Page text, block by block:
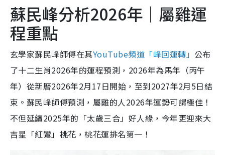
蘇民峰分析2026年｜屬雞運
程重點
玄學家蘇民峰師傅在其YouTube頻道「峰回運轉」 公布
了十二生肖2026年的運程預測，2026年為馬年（丙午
年）從新曆2026年2月17日開始，至到2027年2月5日結
束。蘇民峰師傅預測，屬雞的人2026年運勢可謂極佳！
不但延續2025年的「太歲三合」好人緣，今年更迎來大
吉星「紅鸞」桃花，桃花運排名第一！